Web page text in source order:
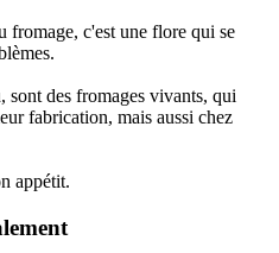
fromage, c'est une flore qui se
sont des fromages vivants, qui
fabrication, mais aussi chez
appétit.